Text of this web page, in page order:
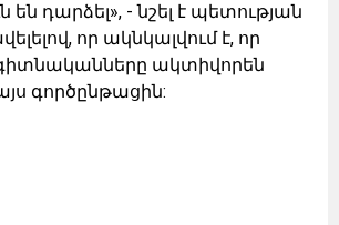
են դարձել», - նշել է պետության
որ ակնկալվում է, որ
ակտիվորեն
գործընթացին: